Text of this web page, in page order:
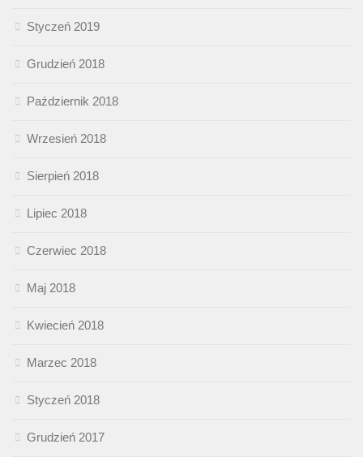
Styczeń 2019
Grudzień 2018
Październik 2018
Wrzesień 2018
Sierpień 2018
Lipiec 2018
Czerwiec 2018
Maj 2018
Kwiecień 2018
Marzec 2018
Styczeń 2018
Grudzień 2017